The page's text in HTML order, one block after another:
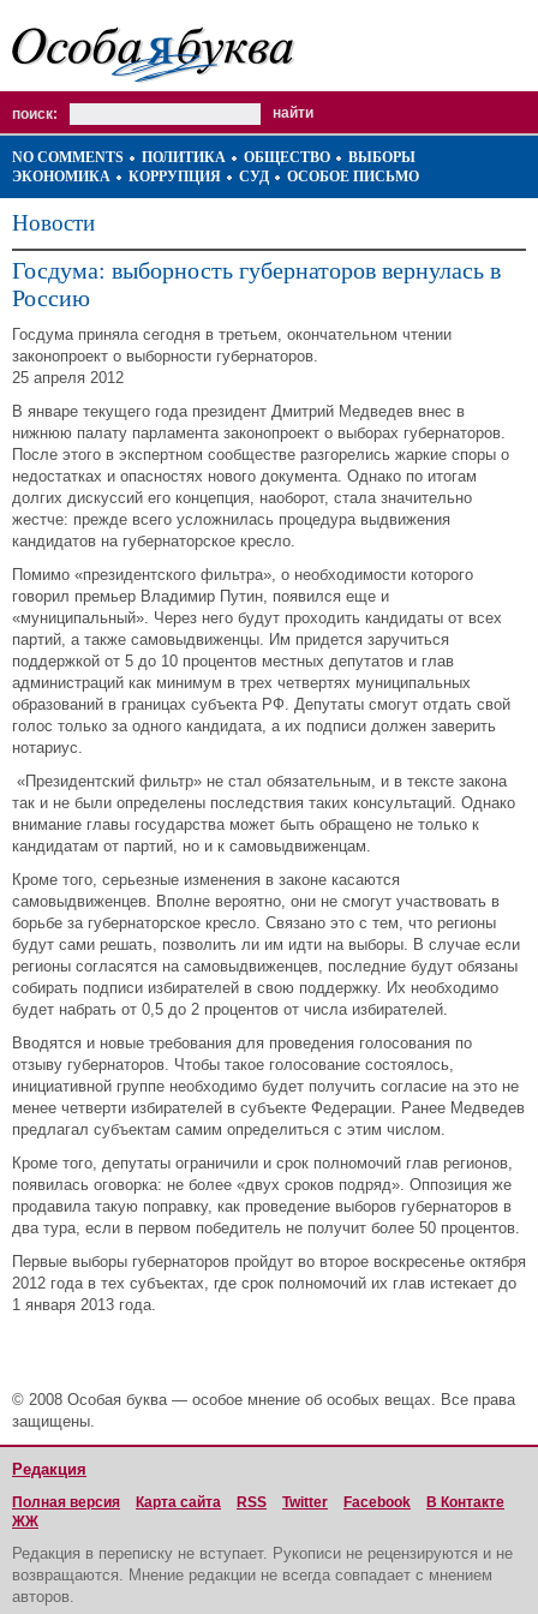
поиск:
NO COMMENTS ПОЛИТИКА ОБЩЕСТВО
ВЫБОРЫ
ЭКОНОМИКА
КОРРУПЦИЯ СУД ОСОБОЕ ПИСЬМО
Новости
Госдума: выборность губернаторов вернулась в
Россию
Госдума приняла сегодня в третьем, окончательном чтении
законопроект о выборности губернаторов.
25 апреля 2012
В январе текущего года президент Дмитрий Медведев внес в
нижнюю палату парламента законопроект о выборах губернаторов.
После этого в экспертном сообществе разгорелись жаркие споры о
недостатках и опасностях нового документа. Однако по итогам
долгих дискуссий его концепция, наоборот, стала значительно
жестче: прежде всего усложнилась процедура выдвижения
кандидатов на губернаторское кресло.
Помимо «президентского фильтра», о необходимости которого
говорил премьер Владимир Путин, появился еще и
«муниципальный». Через него будут проходить кандидаты от всех
партий, а также самовыдвиженцы. Им придется заручиться
поддержкой от 5 до 10 процентов местных депутатов и глав
администраций как минимум в трех четвертях муниципальных
образований в границах субъекта РФ. Депутаты смогут отдать свой
голос только за одного кандидата, а их подписи должен заверить
нотариус.
«Президентский фильтр» не стал обязательным, и в тексте закона
так и не были определены последствия таких консультаций. Однако
внимание главы государства может быть обращено не только к
кандидатам от партий, но и к самовыдвиженцам.
Кроме того, серьезные изменения в законе касаются
самовыдвиженцев. Вполне вероятно, они не смогут участвовать в
борьбе за губернаторское кресло. Связано это с тем, что регионы
будут сами решать, позволить ли им идти на выборы. В случае если
регионы согласятся на самовыдвиженцев, последние будут обязаны
собирать подписи избирателей в свою поддержку. Их необходимо
будет набрать от 0,5 до 2 процентов от числа избирателей.
Вводятся и новые требования для проведения голосования по
отзыву губернаторов. Чтобы такое голосование состоялось,
инициативной группе необходимо будет получить согласие на это не
менее четверти избирателей в субъекте Федерации. Ранее Медведев
предлагал субъектам самим определиться с этим числом.
Кроме того, депутаты ограничили и срок полномочий глав регионов,
появилась оговорка: не более «двух сроков подряд». Оппозиция же
продавила такую поправку, как проведение выборов губернаторов в
два тура, если в первом победитель не получит более 50 процентов.
Первые выборы губернаторов пройдут во второе воскресенье октября
2012 года в тех субъектах, где срок полномочий их глав истекает до
1 января 2013 года.
© 2008 Особая буква — особое мнение об особых вещах. Все права
защищены.
Редакция
Полная версия Карта сайта RSS Twitter Facebook
В Контакте
ЖЖ
Редакция в переписку не вступает. Рукописи не рецензируются и не
возвращаются. Мнение редакции не всегда совпадает с мнением
авторов.